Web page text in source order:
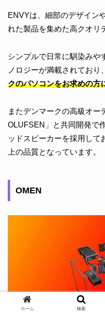
ENVYは、細部のデザイン
れた製品を集めた高クオリ
シンプルで日常に馴染みや
ノロジーが満載されており、
クのパソコンをお求めの方
またデンマークの高級オー
OLUFSEN」と共同開発で
ッドスピーカーを採用して
上の品質となっています。
OMEN
ホーム 検索